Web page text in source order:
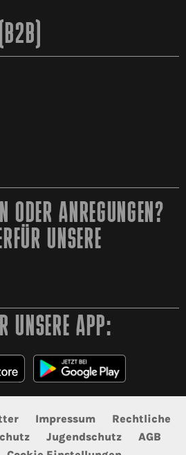
ODER ANREGUNGEN?
UNSERE
UNSERE APP:
Impressum
Rechtliche
Jugendschutz
AGB